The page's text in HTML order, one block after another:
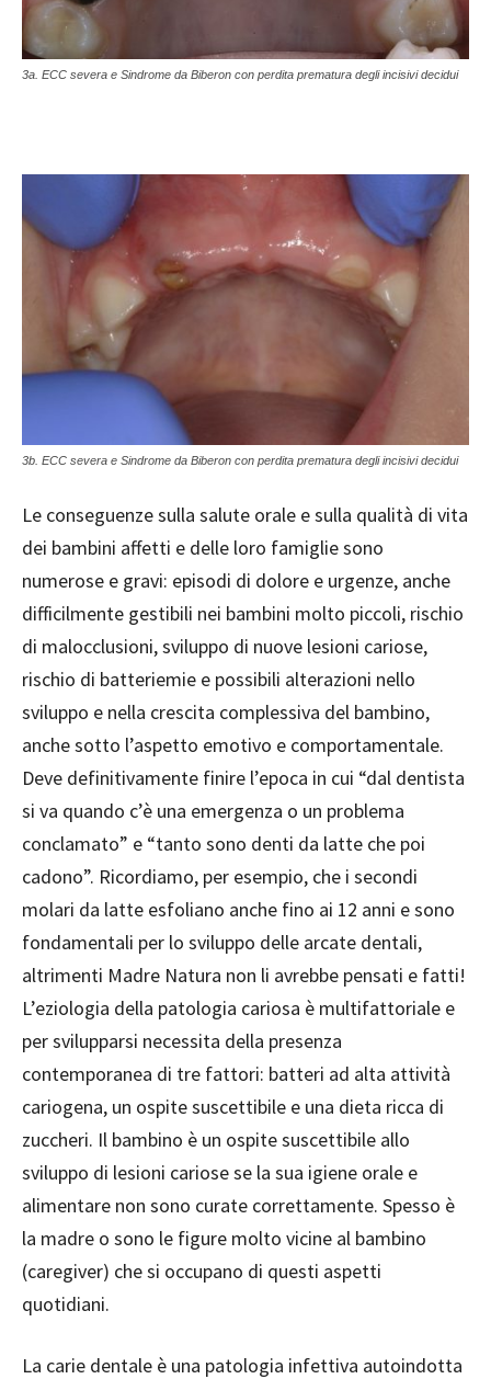
3a. ECC severa e Sindrome da Biberon con perdita prematura degli incisivi decidui
3b. ECC severa e Sindrome da Biberon con perdita prematura degli incisivi decidui
Le conseguenze sulla salute orale e sulla qualità di vita
dei bambini affetti e delle loro famiglie sono
numerose e gravi: episodi di dolore e urgenze, anche
difficilmente gestibili nei bambini molto piccoli, rischio
di malocclusioni, sviluppo di nuove lesioni cariose,
rischio di batteriemie e possibili alterazioni nello
sviluppo e nella crescita complessiva del bambino,
anche sotto l’aspetto emotivo e comportamentale.
Deve definitivamente finire l’epoca in cui “dal dentista
si va quando c’è una emergenza o un problema
conclamato” e “tanto sono denti da latte che poi
cadono”. Ricordiamo, per esempio, che i secondi
molari da latte esfoliano anche fino ai 12 anni e sono
fondamentali per lo sviluppo delle arcate dentali,
altrimenti Madre Natura non li avrebbe pensati e fatti!
L’eziologia della patologia cariosa è multifattoriale e
per svilupparsi necessita della presenza
contemporanea di tre fattori: batteri ad alta attività
cariogena, un ospite suscettibile e una dieta ricca di
zuccheri. Il bambino è un ospite suscettibile allo
sviluppo di lesioni cariose se la sua igiene orale e
alimentare non sono curate correttamente. Spesso è
la madre o sono le figure molto vicine al bambino
(caregiver) che si occupano di questi aspetti
quotidiani.
La carie dentale è una patologia infettiva autoindotta